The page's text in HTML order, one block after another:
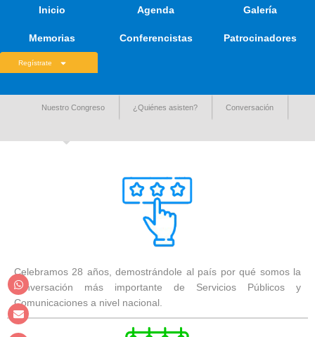
Inicio Agenda Galería
Memorias Conferencistas Patrocinadores
Regístrate
Nuestro Congreso ¿Quiénes asisten? Conversación
Celebramos 28 años, demostrándole al país por qué somos la
conversación más importante de Servicios Públicos y
Comunicaciones a nivel nacional.